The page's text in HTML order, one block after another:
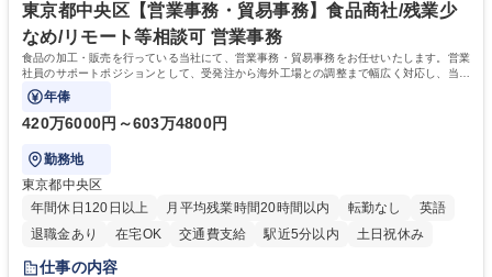
社員から頼られる存在になることができます。平均19:30の退勤以降の業
務の持ち帰りも禁止されており、メリハリのある働き方となります。 学
歴・資格 学歴：大学院 大学 高専 短大 語学力： 資格：
東京都中央区【営業事務・貿易事務】食品商社/残業少
なめ/リモート等相談可 営業事務
食品の加工・販売を行っている当社にて、営業事務・貿易事務をお任せいたします。営業
社員のサポートポジションとして、受発注から海外工場との調整まで幅広く対応し、当社
事業の根幹を支えていただきます。
年俸
420万6000円～603万4800円
勤務地
東京都中央区
年間休日120日以上
月平均残業時間20時間以内 転勤なし
英語
退職金あり
在宅OK 交通費支給 駅近5分以内 土日祝休み
仕事の内容